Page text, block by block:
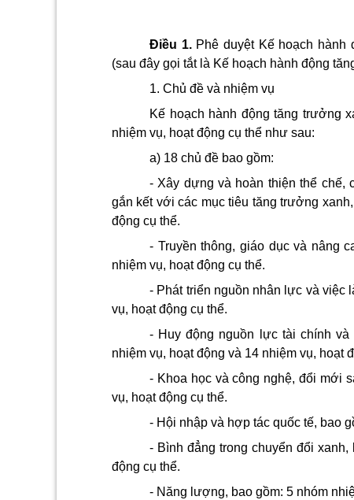
Điều 1. Phê duyệt Kế hoạch
(sau đây gọi tắt là Kế hoạch hành động
1. Chủ đề và nhiệm vụ
Kế hoạch hành động tăng trưởng
nhiệm vụ, hoạt động cụ thể như sau:
a) 18 chủ đề bao gồm:
- Xây dựng và hoàn thiện thể chế,
gắn kết với các mục tiêu tăng trưởng
động cụ thể.
- Truyền thông, giáo dục và nâng
nhiệm vụ, hoạt động cụ thể.
- Phát triển nguồn nhân lực và việc
vụ, hoạt động cụ thể.
- Huy động nguồn lực tài chính
nhiệm vụ, hoạt động và 14 nhiệm vụ, hoạt
- Khoa học và công nghệ, đổi mới
vụ, hoạt động cụ thể.
- Hội nhập và hợp tác quốc tế, bao
- Bình đẳng trong chuyển đổi
động cụ thể.
- Năng lượng, bao gồm: 5 nhóm